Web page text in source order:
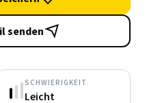
senden
SCHWIERIGKEIT
Leicht